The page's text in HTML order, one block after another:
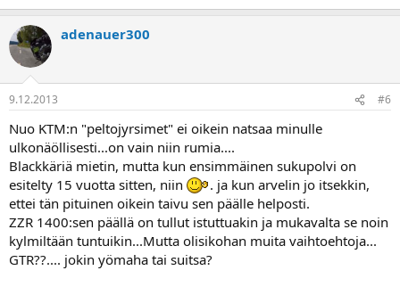
adenauer300
9.12.2013 #6
Nuo KTM:n "peltojyrsimet" ei oikein natsaa minulle
ulkonäöllisesti...on vain niin rumia....
Blackkäriä mietin, mutta kun ensimmäinen sukupolvi on
esitelty 15 vuotta sitten, niin
. ja kun arvelin jo itsekkin,
ettei tän pituinen oikein taivu sen päälle helposti.
ZZR 1400:sen päällä on tullut istuttuakin ja mukavalta se noin
kylmiltään tuntuikin...Mutta olisikohan muita vaihtoehtoja...
GTR??.... jokin yömaha tai suitsa?